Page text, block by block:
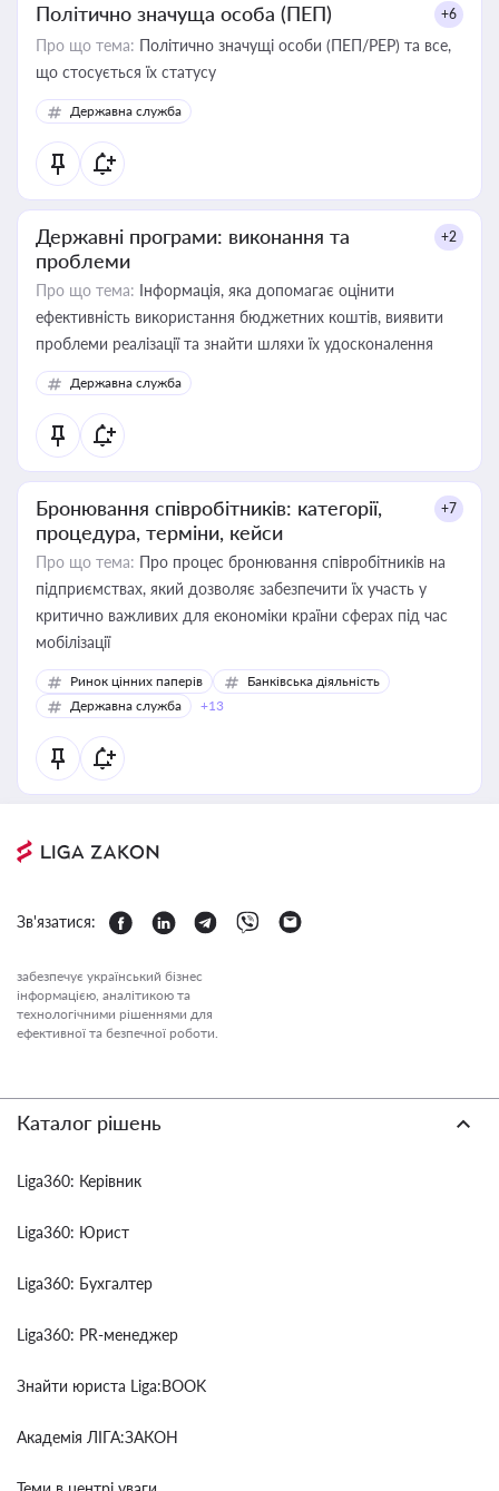
Політично значуща особа (ПЕП) +6
Про що тема: Політично значущі особи (ПЕП/PEP) та все,
що стосується їх статусу
Державна служба
Державні програми: виконання та
проблеми
+2
Про що тема: Інформація, яка допомагає оцінити
ефективність використання бюджетних коштів, виявити
проблеми реалізації та знайти шляхи їх удосконалення
Державна служба
Бронювання співробітників: категорії,
процедура, терміни, кейси
+7
Про що тема: Про процес бронювання співробітників на
підприємствах, який дозволяє забезпечити їх участь у
критично важливих для економіки країни сферах під час
мобілізації
Ринок цінних паперів
Банківська діяльність
Державна служба
+13
Зв'язатися:
забезпечує український бізнес
інформацією, аналітикою та
технологічними рішеннями для
ефективної та безпечної роботи.
Каталог рішень
Liga360: Керівник
Liga360: Юрист
Liga360: Бухгалтер
Liga360: PR-менеджер
Знайти юриста Liga:BOOK
Академія ЛІГА:ЗАКОН